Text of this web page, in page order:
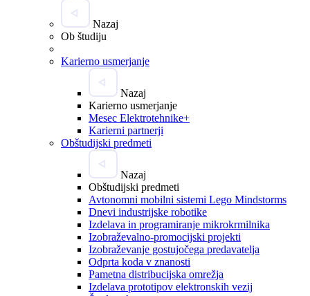
Nazaj
Ob študiju
Karierno usmerjanje
Nazaj
Karierno usmerjanje
Mesec Elektrotehnike+
Karierni partnerji
Obštudijski predmeti
Nazaj
Obštudijski predmeti
Avtonomni mobilni sistemi Lego Mindstorms
Dnevi industrijske robotike
Izdelava in programiranje mikrokrmilnika
Izobraževalno-promocijski projekti
Izobraževanje gostujočega predavatelja
Odprta koda v znanosti
Pametna distribucijska omrežja
Izdelava prototipov elektronskih vezij